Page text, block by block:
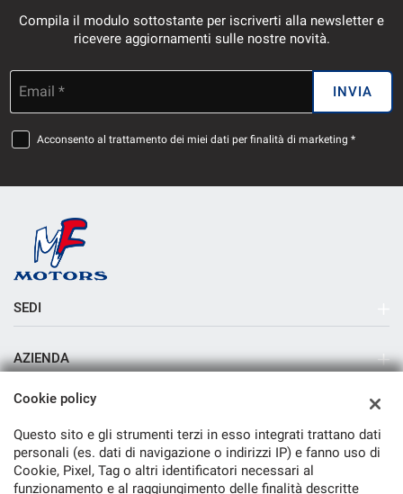
Compila il modulo sottostante per iscriverti alla newsletter e
ricevere aggiornamenti sulle nostre novità.
Email * INVIA
Acconsento al trattamento dei miei dati per finalità di marketing *
SEDI
AZIENDA
Azienda
Contatti
Cookie policy
Questo sito e gli strumenti terzi in esso integrati trattano dati
personali (es. dati di navigazione o indirizzi IP) e fanno uso di
Cookie, Pixel, Tag o altri identificatori necessari al
funzionamento e al raggiungimento delle finalità descritte